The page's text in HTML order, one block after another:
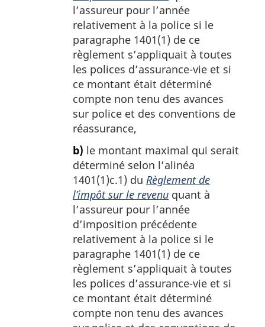
l’assureur pour l’année
relativement à la police si le
paragraphe 1401(1) de ce
règlement s’appliquait à toutes
les polices d’assurance-vie et si
ce montant était déterminé
compte non tenu des avances
sur police et des conventions de
réassurance,
b) le montant maximal qui serait
déterminé selon l’alinéa
1401(1)c.1) du Règlement de
l’impôt sur le revenu quant à
l’assureur pour l’année
d’imposition précédente
relativement à la police si le
paragraphe 1401(1) de ce
règlement s’appliquait à toutes
les polices d’assurance-vie et si
ce montant était déterminé
compte non tenu des avances